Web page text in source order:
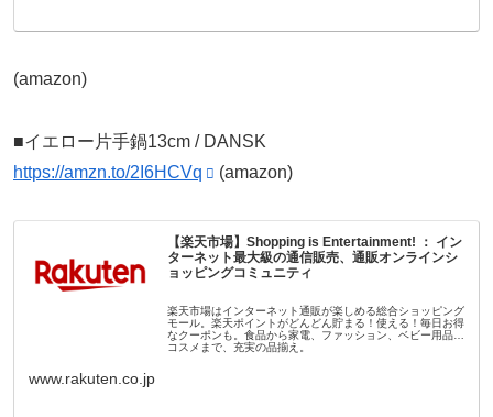
(amazon)
■イエロー片手鍋13cm / DANSK
https://amzn.to/2I6HCVq
(amazon)
【楽天市場】Shopping is Entertainment! ： イン
ターネット最大級の通信販売、通販オンラインシ
ョッピングコミュニティ
楽天市場はインターネット通販が楽しめる総合ショッピング
モール。楽天ポイントがどんどん貯まる！使える！毎日お得
なクーポンも。食品から家電、ファッション、ベビー用品、
コスメまで、充実の品揃え。
www.rakuten.co.jp